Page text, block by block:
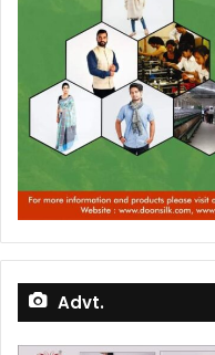
Advt.